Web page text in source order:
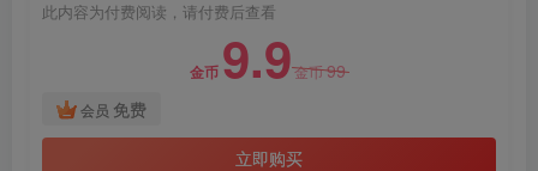
此内容为付费阅读，请付费后查看
金币 9.9金币99
会员 免费
立即购买